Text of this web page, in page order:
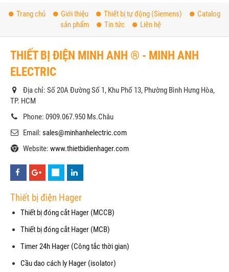
Trang chủ Giới thiệu Thiết bị tự động (Siemens)
Catalog
sản phẩm
Tin tức Liên hệ
THIẾT BỊ ĐIỆN MINH ANH ® - MINH ANH
ELECTRIC
Địa chỉ: Số 20A Đường Số 1, Khu Phố 13, Phường Bình Hưng Hòa,
TP. HCM
Phone: 0909.067.950 Ms.Châu
Email: sales@minhanhelectric.com
Website: www.thietbidienhager.com
Thiết bị điện Hager
Thiết bị đóng cắt Hager (MCCB)
Thiết bị đóng cắt Hager (MCB)
Timer 24h Hager (Công tắc thời gian)
Cầu dao cách ly Hager (isolator)